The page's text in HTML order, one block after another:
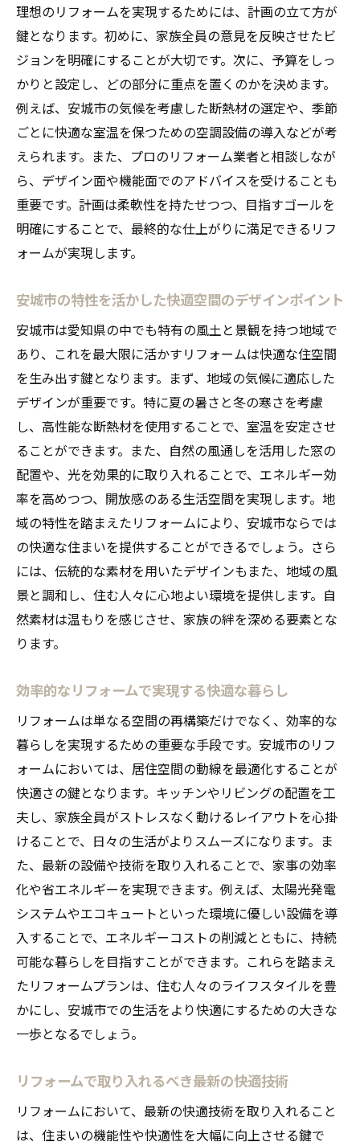
なリフォーム
安城市のリフォームで実現する理想の住まいづ
くり
リフォームで叶える家族構成にあわせた理
想の間取り
未来を見据えたリフォームで資産価値を高
める
リフォームで実現するプライベート空間の
収納力をアップさせるリフォームテクニッ
理想の住まいを形にするためのデザインヒ
ント
リフォームで実現する快適なコミュニティ
スペース
快適空間を生むリフォームの新しいアイデア
最新のリフォームトレンドを取り入れる方
法
スマートホーム化で実現する快適な暮らし
安城市の風景を活かした室内外の融合デザ
イン
和と洋を融合させたモダンなリフォーム
自然光を最大限に活用するリフォームテク
リフォームで変わる安城市の住環境とその可能
地域社会と連携したリフォームの可能性
リフォームで地域コミュニティの活性化を
図る
環境に優しいリフォームがもたらす地域へ
の影響
都市開発と調和したリフォームの未来図
地域資源を活用したスロープロジェクトの
実現
リフォームで地域の暮らしをより豊かにす
る試み
ツクヨミクリエートが提案するリフォームの成
功ポイント
予算に応じたリフォームプランニングのコ
ツ
施工中のストレスを減らすためのコミュニ
理想のリフォームを実現するためには、計画の立て方が
鍵となります。初めに、家族全員の意見を反映させたビ
ジョンを明確にすることが大切です。次に、予算をしっ
かりと設定し、どの部分に重点を置くのかを決めます。
例えば、安城市の気候を考慮した断熱材の選定や、季節
ごとに快適な室温を保つための空調設備の導入などが考
えられます。また、プロのリフォーム業者と相談しなが
ら、デザイン面や機能面でのアドバイスを受けることも
重要です。計画は柔軟性を持たせつつ、目指すゴールを
明確にすることで、最終的な仕上がりに満足できるリフ
ォームが実現します。
安城市の特性を活かした快適空間のデザインポイント
安城市は愛知県の中でも特有の風土と景観を持つ地域で
あり、これを最大限に活かすリフォームは快適な住空間
を生み出す鍵となります。まず、地域の気候に適応した
デザインが重要です。特に夏の暑さと冬の寒さを考慮
し、高性能な断熱材を使用することで、室温を安定させ
ることができます。また、自然の風通しを活用した窓の
配置や、光を効果的に取り入れることで、エネルギー効
率を高めつつ、開放感のある生活空間を実現します。地
域の特性を踏まえたリフォームにより、安城市ならでは
の快適な住まいを提供することができるでしょう。さら
には、伝統的な素材を用いたデザインもまた、地域の風
景と調和し、住む人々に心地よい環境を提供します。自
然素材は温もりを感じさせ、家族の絆を深める要素とな
ります。
効率的なリフォームで実現する快適な暮らし
リフォームは単なる空間の再構築だけでなく、効率的な
暮らしを実現するための重要な手段です。安城市のリフ
ォームにおいては、居住空間の動線を最適化することが
快適さの鍵となります。キッチンやリビングの配置を工
夫し、家族全員がストレスなく動けるレイアウトを心掛
けることで、日々の生活がよりスムーズになります。ま
た、最新の設備や技術を取り入れることで、家事の効率
化や省エネルギーを実現できます。例えば、太陽光発電
システムやエコキュートといった環境に優しい設備を導
入することで、エネルギーコストの削減とともに、持続
可能な暮らしを目指すことができます。これらを踏まえ
たリフォームプランは、住む人々のライフスタイルを豊
かにし、安城市での生活をより快適にするための大きな
一歩となるでしょう。
リフォームで取り入れるべき最新の快適技術
リフォームにおいて、最新の快適技術を取り入れること
は、住まいの機能性や快適性を大幅に向上させる鍵で